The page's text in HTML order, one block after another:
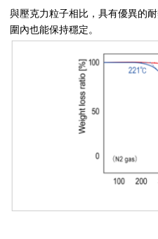
與壓克力粒子相比，具有優異的
圍內也能保持穩定。